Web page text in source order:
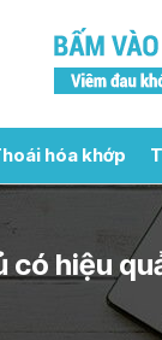
hóa khớp
có hiệu